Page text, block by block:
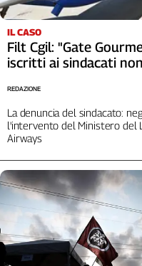
Cerca
Contatti
La
redazione
Social
IL CASO
Filt Cgil: "Gate
iscritti ai sindacati
La denuncia del sindacato:
l'intervento del Ministero del
Airways
REDAZIONE